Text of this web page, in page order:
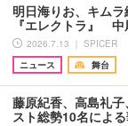
明日海りお、キム
『エレクトラ』
2026.7.13 ｜ SPICER
ニュース
舞台
藤原紀香、高島礼
スト総勢10名によ